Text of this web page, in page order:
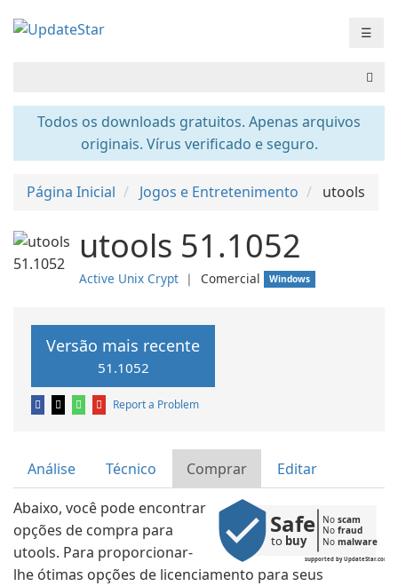
☰
Todos os downloads gratuitos. Apenas arquivos
originais. Vírus verificado e seguro.
Página Inicial Jogos e Entretenimento utools
utools 51.1052
Active Unix Crypt ❘ Comercial Windows
Versão mais recente
51.1052
Report a Problem
Análise Técnico Comprar Editar
supported by UpdateStar.com
Safe
to buy
No scam
No fraud
No malware
Abaixo, você pode encontrar
opções de compra para
utools. Para proporcionar-
lhe ótimas opções de licenciamento para seus